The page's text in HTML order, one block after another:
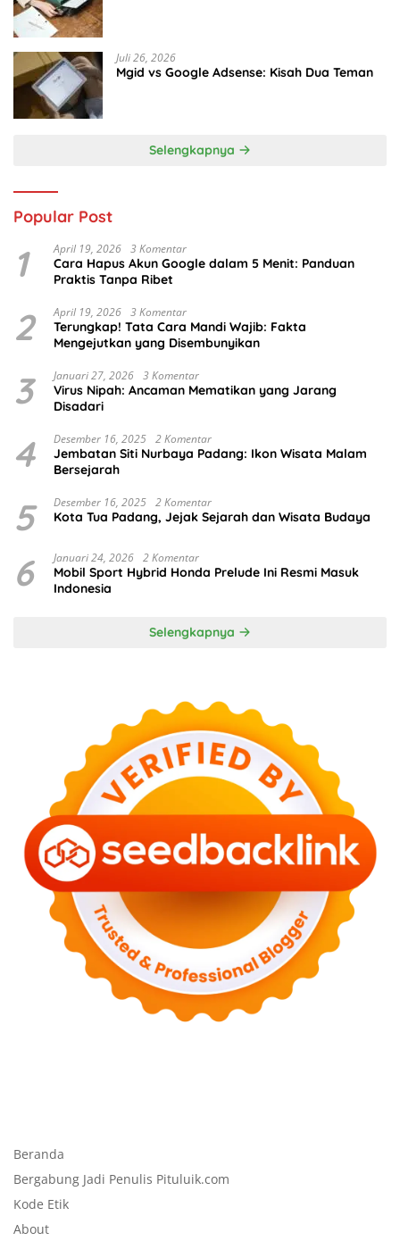
Juli 26, 2026
Mgid vs Google Adsense: Kisah Dua Teman
Selengkapnya
Popular Post
1 April 19, 2026 3 Komentar
Cara Hapus Akun Google dalam 5 Menit: Panduan
Praktis Tanpa Ribet
2 April 19, 2026 3 Komentar
Terungkap! Tata Cara Mandi Wajib: Fakta
Mengejutkan yang Disembunyikan
3 Januari 27, 2026 3 Komentar
Virus Nipah: Ancaman Mematikan yang Jarang
Disadari
4 Desember 16, 2025 2 Komentar
Jembatan Siti Nurbaya Padang: Ikon Wisata Malam
Bersejarah
5 Desember 16, 2025 2 Komentar
Kota Tua Padang, Jejak Sejarah dan Wisata Budaya
6 Januari 24, 2026 2 Komentar
Mobil Sport Hybrid Honda Prelude Ini Resmi Masuk
Indonesia
Selengkapnya
Beranda
Bergabung Jadi Penulis Pituluik.com
Kode Etik
About